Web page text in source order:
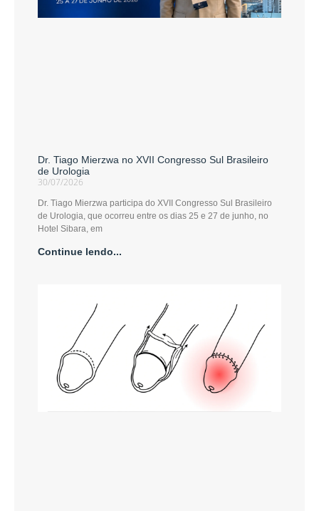
Dr. Tiago Mierzwa no XVII Congresso Sul Brasileiro
de Urologia
30/07/2026
Dr. Tiago Mierzwa participa do XVII Congresso Sul Brasileiro
de Urologia, que ocorreu entre os dias 25 e 27 de junho, no
Hotel Sibara, em
Continue lendo...